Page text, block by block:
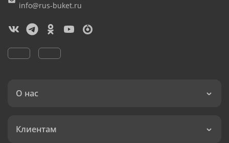
info@rus-buket.ru
О нас
Клиентам